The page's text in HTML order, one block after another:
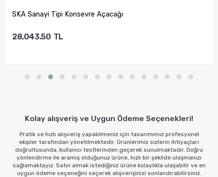
SKA Sanayi Tipi Konsevre Açacağı
28,043.50 TL
Kolay alışveriş ve Uygun Ödeme Seçenekleri!
Pratik ve hızlı alışveriş yapabilmeniz için tasarımımız profesyonel
ekipler tarafından yönetilmektedir. Ürünlerimiz sizlerin ihtiyaçları
doğrultusunda, kullanıcı testlerinden geçerek sunulmaktadır. Doğru
yönlendirme ile aramış olduğunuz ürüne, hızlı bir şekilde ulaşmanızı
sağlamaktayız. Satın almak istediğiniz ürüne kolaylıkla ulaşabilir ve en
uygun ödeme seçeneğini seçerek alışverişinizi sonlandırabilirsiniz.